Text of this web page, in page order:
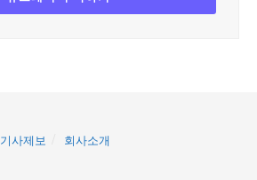
기사제보 회사소개